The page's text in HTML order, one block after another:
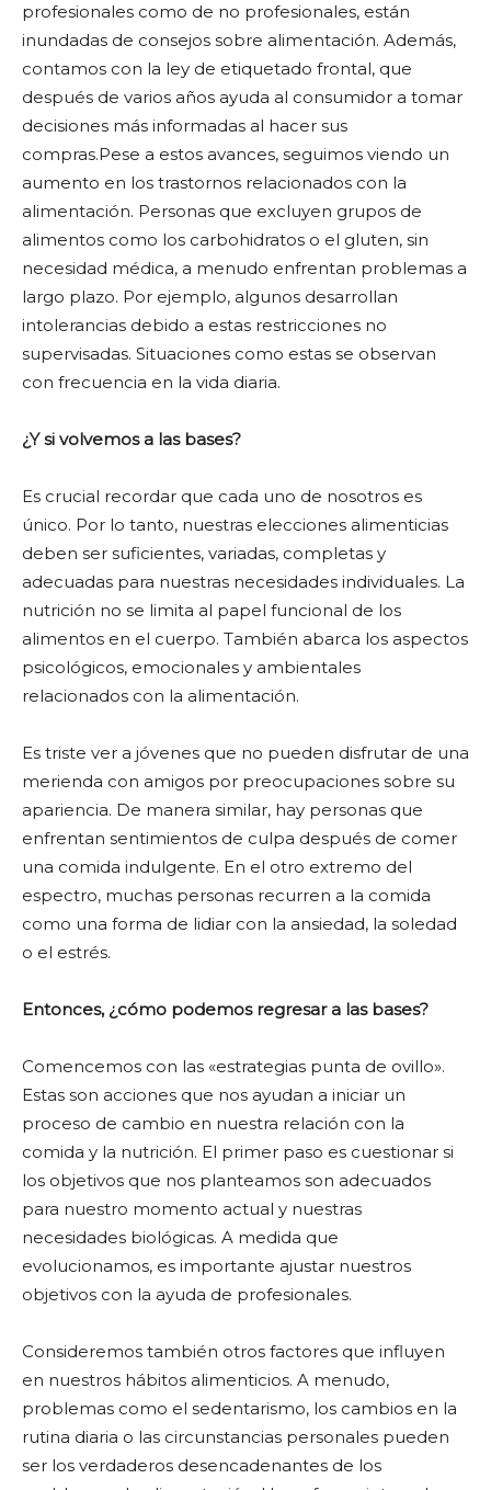
profesionales como de no profesionales, están
inundadas de consejos sobre alimentación. Además,
contamos con la ley de etiquetado frontal, que
después de varios años ayuda al consumidor a tomar
decisiones más informadas al hacer sus
compras.Pese a estos avances, seguimos viendo un
aumento en los trastornos relacionados con la
alimentación. Personas que excluyen grupos de
alimentos como los carbohidratos o el gluten, sin
necesidad médica, a menudo enfrentan problemas a
largo plazo. Por ejemplo, algunos desarrollan
intolerancias debido a estas restricciones no
supervisadas. Situaciones como estas se observan
con frecuencia en la vida diaria.
¿Y si volvemos a las bases?
Es crucial recordar que cada uno de nosotros es
único. Por lo tanto, nuestras elecciones alimenticias
deben ser suficientes, variadas, completas y
adecuadas para nuestras necesidades individuales. La
nutrición no se limita al papel funcional de los
alimentos en el cuerpo. También abarca los aspectos
psicológicos, emocionales y ambientales
relacionados con la alimentación.
Es triste ver a jóvenes que no pueden disfrutar de una
merienda con amigos por preocupaciones sobre su
apariencia. De manera similar, hay personas que
enfrentan sentimientos de culpa después de comer
una comida indulgente. En el otro extremo del
espectro, muchas personas recurren a la comida
como una forma de lidiar con la ansiedad, la soledad
o el estrés.
Entonces, ¿cómo podemos regresar a las bases?
Comencemos con las «estrategias punta de ovillo».
Estas son acciones que nos ayudan a iniciar un
proceso de cambio en nuestra relación con la
comida y la nutrición. El primer paso es cuestionar si
los objetivos que nos planteamos son adecuados
para nuestro momento actual y nuestras
necesidades biológicas. A medida que
evolucionamos, es importante ajustar nuestros
objetivos con la ayuda de profesionales.
Consideremos también otros factores que influyen
en nuestros hábitos alimenticios. A menudo,
problemas como el sedentarismo, los cambios en la
rutina diaria o las circunstancias personales pueden
ser los verdaderos desencadenantes de los